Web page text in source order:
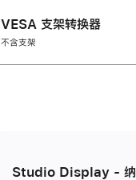
VESA 支架转换器
不含支架
Studio Display - 纳